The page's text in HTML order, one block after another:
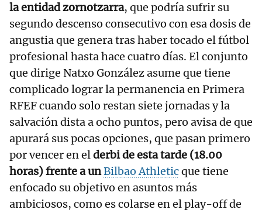
la entidad zornotzarra, que podría sufrir su
segundo descenso consecutivo con esa dosis de
angustia que genera tras haber tocado el fútbol
profesional hasta hace cuatro días. El conjunto
que dirige Natxo González asume que tiene
complicado lograr la permanencia en Primera
RFEF cuando solo restan siete jornadas y la
salvación dista a ocho puntos, pero avisa de que
apurará sus pocas opciones, que pasan primero
por vencer en elderbi de esta tarde (18.00
horas) frente a unBilbao Athleticque tiene
enfocado su objetivo en asuntos más
ambiciosos, como es colarse en el play-off de